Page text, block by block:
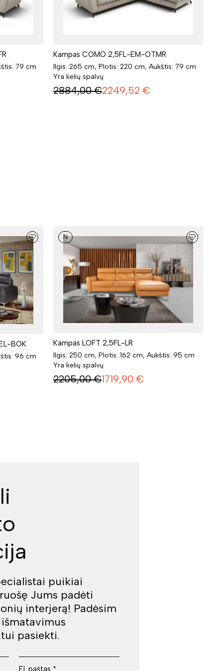
79 cm
Kampas COMO 2,5FL-EM-OTMR
Ilgis: 265 cm, Plotis: 220 cm, Aukštis: 79 cm
Yra kelių spalvų
2884,00 €2249,52 €
BOK
96 cm
N
Kampas LOFT 2,5FL-LR
Ilgis: 250 cm, Plotis: 162 cm, Aukštis: 95 cm
Yra kelių spalvų
2205,00 €1719,90 €
puikiai
Jums padėti
interjerą! Padėsim
pasiekti.